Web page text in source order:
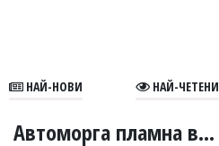
НАЙ-НОВИ НАЙ-ЧЕТЕНИ
Автоморга пламна в...